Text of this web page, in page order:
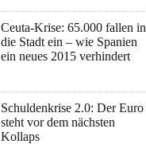
Ceuta-Krise: 65.000 fallen in
die Stadt ein – wie Spanien
ein neues 2015 verhindert
Schuldenkrise 2.0: Der Euro
steht vor dem nächsten
Kollaps